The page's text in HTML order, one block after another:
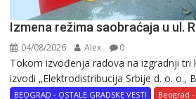
Izmena režima saobraćaja u ul.
04/08/2026 Alex 0
Tokom izvođenja radova na izgradnji tri
izvodi „Elektrodistribucija Srbije d. o. o.,
BEOGRAD - OSTALE GRADSKE VESTI Beograd